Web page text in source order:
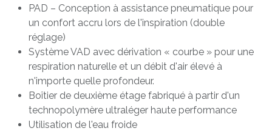
PAD – Conception à assistance pneumatique pour
un confort accru lors de l'inspiration (double
réglage)
Système VAD avec dérivation « courbe » pour une
respiration naturelle et un débit d'air élevé à
n'importe quelle profondeur.
Boîtier de deuxième étage fabriqué à partir d'un
technopolymère ultraléger haute performance
Utilisation de l'eau froide